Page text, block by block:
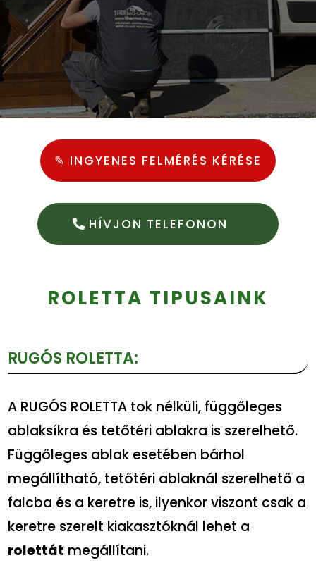
✎ INGYENES FELMÉRÉS KÉRÉSE
HÍVJON TELEFONON
ROLETTA TIPUSAINK
RUGÓS ROLETTA:
A RUGÓS ROLETTA tok nélküli, függőleges
ablaksíkra és tetőtéri ablakra is szerelhető.
Függőleges ablak esetében bárhol
megállítható, tetőtéri ablaknál szerelhető a
falcba és a keretre is, ilyenkor viszont csak a
keretre szerelt kiakasztóknál lehet a
rolettát megállítani.